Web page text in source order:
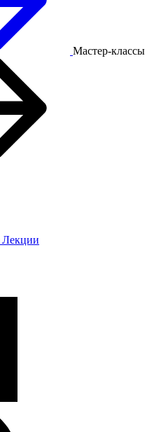
Мастер-классы
Лекции